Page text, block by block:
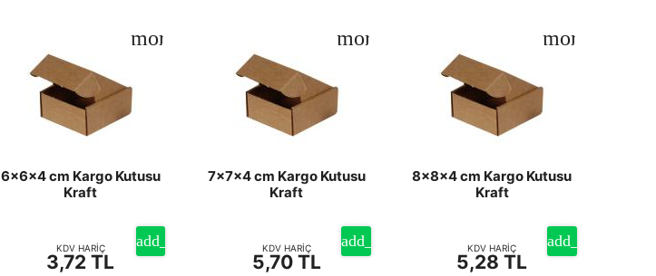
6x6x4 cm Kargo Kutusu
Kraft
KDV HARİÇ
3,72 TL
7x7x4 cm Kargo Kutusu
Kraft
KDV HARİÇ
5,70 TL
8x8x4 cm Kargo Kutusu
Kraft
KDV HARİÇ
5,28 TL